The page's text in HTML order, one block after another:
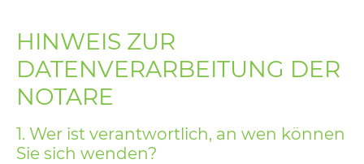
HINWEIS ZUR
DATENVERARBEITUNG DER
NOTARE
1. Wer ist verantwortlich, an wen können
Sie sich wenden?